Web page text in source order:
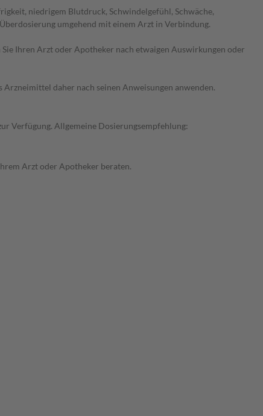
niedrigem Blutdruck, Schwindelgefühl, Schwäche,
umgehend mit einem Arzt in Verbindung.
Ihren Arzt oder Apotheker nach etwaigen Auswirkungen oder
daher nach seinen Anweisungen anwenden.
Verfügung. Allgemeine Dosierungsempfehlung:
Arzt oder Apotheker beraten.